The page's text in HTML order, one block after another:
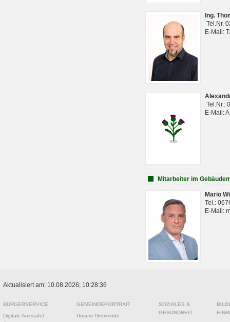
Ing.
Tel.Nr.
E-Mail:
Tel.Nr.:
E-Mail:
Mitarbeiter im
Mario
Tel.:
E-Mail:
Aktualisiert am: 10.08.2026; 10:28:36
BÜRGERSERVICE
Digitale Amtstafel
GEMEINDEPORTRAIT
Unsere Gemeinde
SOZIALES &
GESUNDHEIT